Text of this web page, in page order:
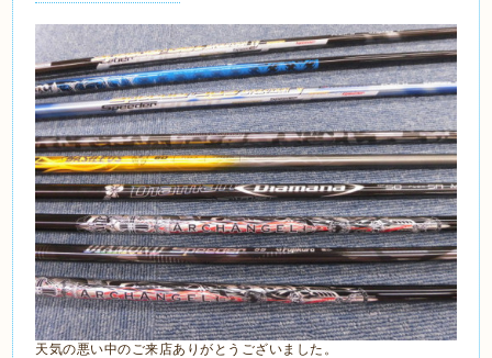
天気の悪い中のご来店ありがとうございました。